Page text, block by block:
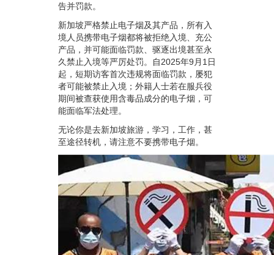
告并罚款。
新加坡严格禁止电子烟及其产品，所有入
境人员携带电子烟都将被拒绝入境、充公
产品，并可能面临罚款、驱逐出境甚至永
久禁止入境等严厉处罚。自2025年9 月 1 日
起，短期访客首次违规将面临罚款，屡犯
者可能被禁止入境；外籍人士若在服兵役
期间被查获使用含毒品成分的电子烟，可
能面临军法处理。
无论你是去新加坡旅游，学习，工作，甚
至途径转机，请注意不要携带电子烟。